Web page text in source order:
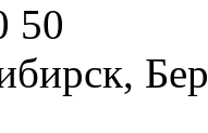
50